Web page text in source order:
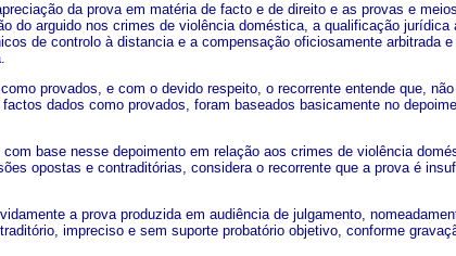
da prova em matéria de facto e de direito e as provas e
do arguido nos crimes de violência doméstica, a qualificação
de controlo à distancia e a compensação oficiosamente arbitrada
provados, e com o devido respeito, o recorrente entende que,
dados como provados, foram baseados basicamente no
base nesse depoimento em relação aos crimes de violência
opostas e contraditórias, considera o recorrente que a prova é
a prova produzida em audiência de julgamento,
impreciso e sem suporte probatório objetivo, conforme